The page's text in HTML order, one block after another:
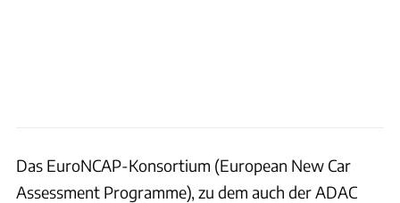
Das EuroNCAP-Konsortium (European New Car
Assessment Programme), zu dem auch der ADAC